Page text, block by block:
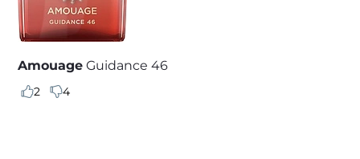
Amouage Guidance 46
2 4